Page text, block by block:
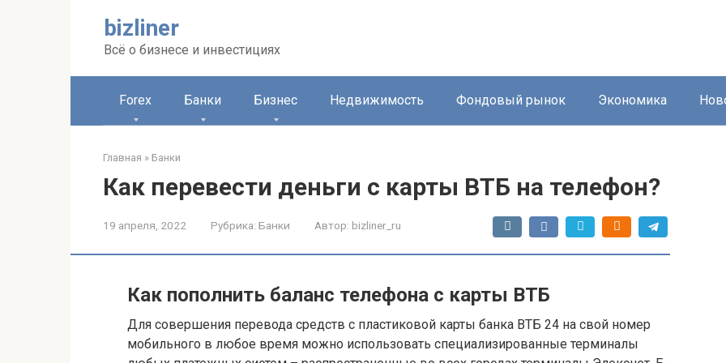
bizliner
Всё о бизнесе и инвестициях
Forex Банки Бизнес Недвижимость Фондовый рынок Экономика
Главная » Банки
Как перевести деньги с карты ВТБ на телефон?
19 апреля, 2022 Рубрика: Банки Автор: bizliner_ru
Как пополнить баланс телефона с карты ВТБ
Для совершения перевода средств с пластиковой карты банка ВТБ 24 на свой номер
мобильного в любое время можно использовать специализированные терминалы